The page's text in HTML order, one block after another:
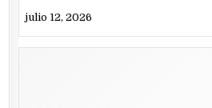
julio 12, 2026